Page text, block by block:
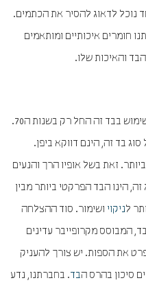
נוכל לדאוג להסיר את הכתמים.
חומרים איכותיים ומותאמים
והאיכות שלו.
אלקנטרה. הינו סוג בד, חדש יחסית. השימוש בבד זה החל רק בשנות ה70.
בד זה, הינם דווקא ביפן.
זאת בשל אופיו הרך והנעים
הינו הבד הפרקטי ביותר מבין
לניקוי ושימור. סוד ההצלחה
המבוסס מקרופייבר עדינים
את הספות. יש צורך להעניק
סיכון בהרס הבד. בחברתנו, נדע